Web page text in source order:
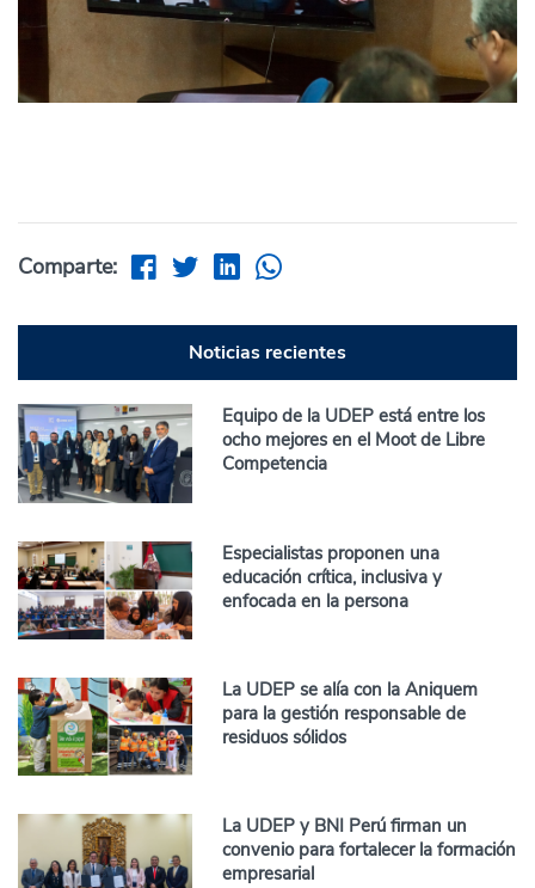
Comparte:
Noticias recientes
Equipo de la UDEP está entre los
ocho mejores en el Moot de Libre
Competencia
Especialistas proponen una
educación crítica, inclusiva y
enfocada en la persona
La UDEP se alía con la Aniquem
para la gestión responsable de
residuos sólidos
La UDEP y BNI Perú firman un
convenio para fortalecer la formación
empresarial